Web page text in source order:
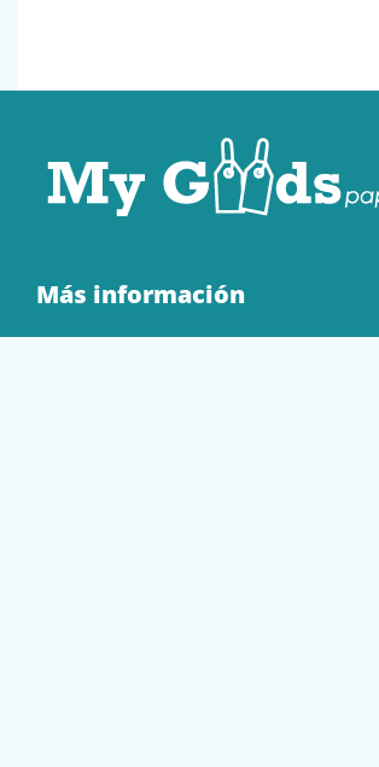
Más información